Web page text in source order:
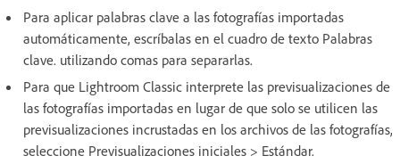
Para aplicar palabras clave a las fotografías importadas
automáticamente, escríbalas en el cuadro de texto Palabras
clave. utilizando comas para separarlas.
Para que Lightroom Classic interprete las previsualizaciones de
las fotografías importadas en lugar de que solo se utilicen las
previsualizaciones incrustadas en los archivos de las fotografías,
seleccione Previsualizaciones iniciales > Estándar.